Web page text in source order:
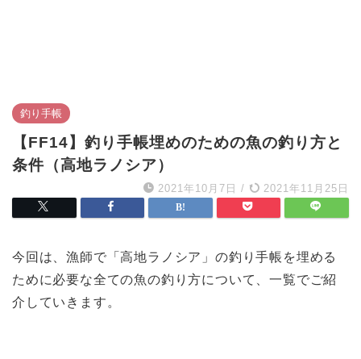
釣り手帳
【FF14】釣り手帳埋めのための魚の釣り方と
条件（高地ラノシア）
2021年10月7日 / 2021年11月25日
今回は、漁師で「高地ラノシア」の釣り手帳を埋める
ために必要な全ての魚の釣り方について、一覧でご紹
介していきます。